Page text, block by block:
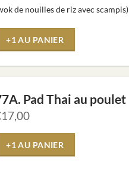
de nouilles de riz avec scampis)
+1 AU PANIER
Pad Thai au poulet
17,00
+1 AU PANIER